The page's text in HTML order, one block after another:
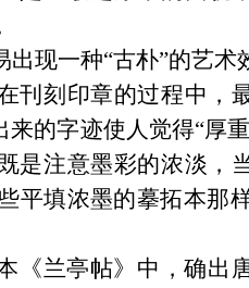
出现一种“古朴”的艺术
刊刻印章的过程中，
来的字迹使人觉得“厚重
是注意墨彩的浓淡，
平填浓墨的摹拓本那
《兰亭帖》中，确出